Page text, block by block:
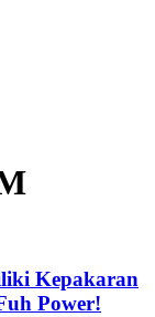
Kepakaran
Power!